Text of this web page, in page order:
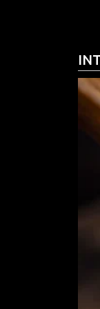
Chegou a
poder,
internet. A
que é
próximo e
Alguns
momento
podemos
a